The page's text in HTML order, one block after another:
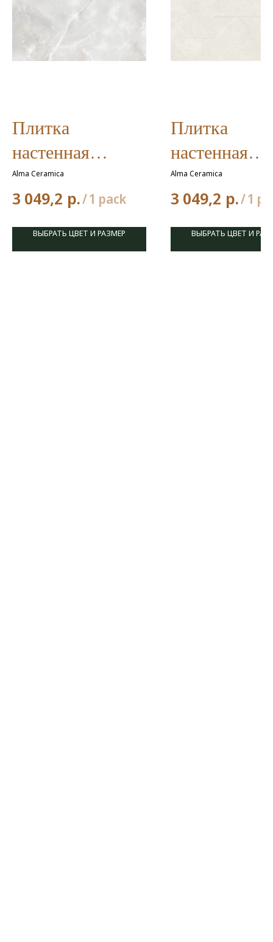
Плитка
настенная
Азимут / Azimut
300*600
Alma Ceramica
3 049,2 р./1 pack
ВЫБРАТЬ ЦВЕТ И РАЗМЕР
Плитка
настенная
Прокси /
300*600
Alma Ceramica
3 049,2 р./1
ВЫБРАТЬ ЦВЕТ И